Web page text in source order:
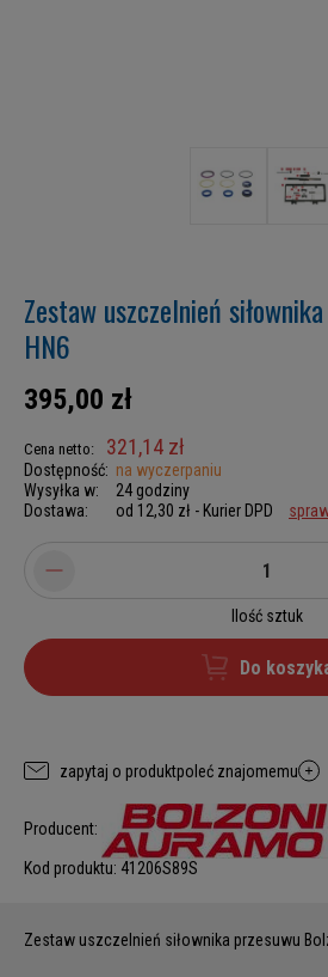
Zestaw uszczelnień
HN6
395,00 zł
Cena netto: 321,14 zł
Dostępność: na wyczerpaniu
Wysyłka w:
24 godziny
Dostawa:
od 12,30 zł - Kurier DPD
Ilość sztuk
Do
zapytaj o produktpoleć znajomemu
Producent:
Kod produktu: 41206S89S
Zestaw uszczelnień siłownika przesuwu